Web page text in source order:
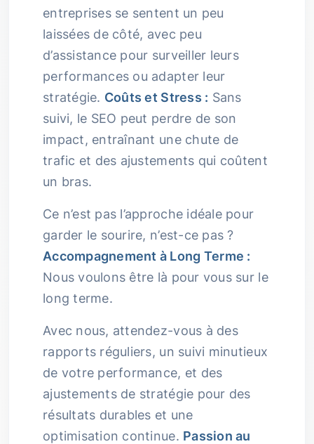
entreprises se sentent un peu
laissées de côté, avec peu
d’assistance pour surveiller leurs
performances ou adapter leur
stratégie. Coûts et Stress : Sans
suivi, le SEO peut perdre de son
impact, entraînant une chute de
trafic et des ajustements qui coûtent
un bras.
Ce n’est pas l’approche idéale pour
garder le sourire, n’est-ce pas ?
Accompagnement à Long Terme :
Nous voulons être là pour vous sur le
long terme.
Avec nous, attendez-vous à des
rapports réguliers, un suivi minutieux
de votre performance, et des
ajustements de stratégie pour des
résultats durables et une
optimisation continue. Passion au